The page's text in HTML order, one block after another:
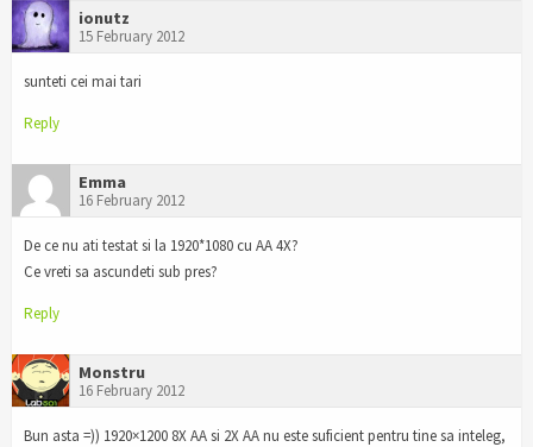
ionutz
15 February 2012
sunteti cei mai tari
Reply
Emma
16 February 2012
De ce nu ati testat si la 1920*1080 cu AA 4X?
Ce vreti sa ascundeti sub pres?
Reply
Monstru
16 February 2012
Bun asta =)) 1920×1200 8X AA si 2X AA nu este suficient pentru tine sa inteleg,